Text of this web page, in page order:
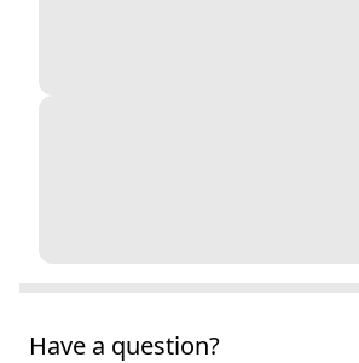
Have a question?